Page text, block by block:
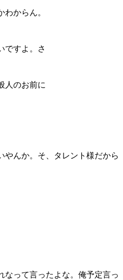
わからん。
ですよ。さ
人のお前に
やんか。そ、タレント様だから
なって言ったよな。俺予定言っ